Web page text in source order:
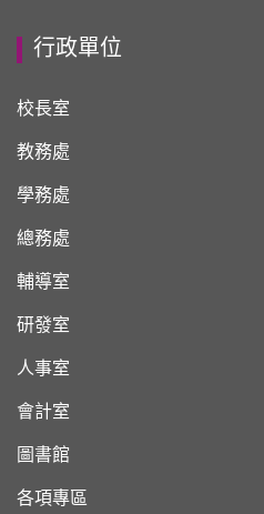
行政單位
校長室
教務處
學務處
總務處
輔導室
研發室
人事室
會計室
圖書館
各項專區